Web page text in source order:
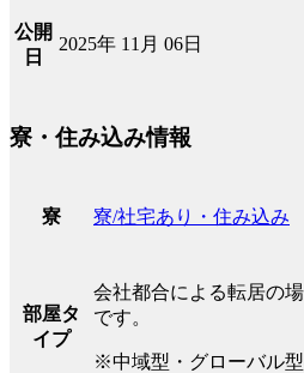
公開
日
2025年 11月 06日
寮・住み込み情報
寮 寮/社宅あり・住み込み
部屋タ
イプ
会社都合による転居の
です。
※中域型・グローバル